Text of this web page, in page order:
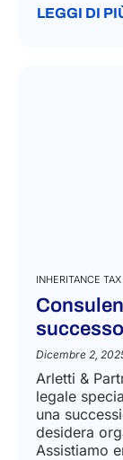
LEGGI DI
INHERITANCE
Dicembre 2,
Arletti &
legale
una
desidera
Assistiamo